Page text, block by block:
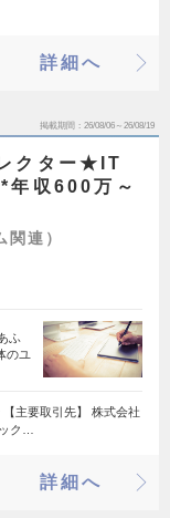
詳細へ
掲載期間 26/08/06～26/08/19
クター★IT
年収600万～
連）
ふ
のユ
主要取引先】 株式会社
ク…
詳細へ